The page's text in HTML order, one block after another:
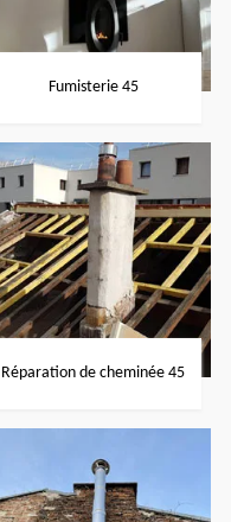
Fumisterie 45
Réparation de cheminée 45